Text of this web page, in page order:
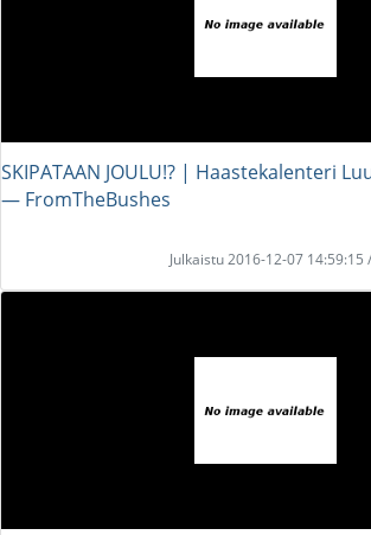
SKIPATAAN JOULU!? | Haastekalenteri
― FromTheBushes
Julkaistu 2016-12-07